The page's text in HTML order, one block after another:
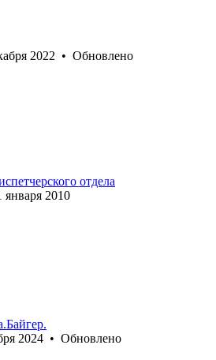
2022 • Обновлено
отдела
января 2010
2024 • Обновлено